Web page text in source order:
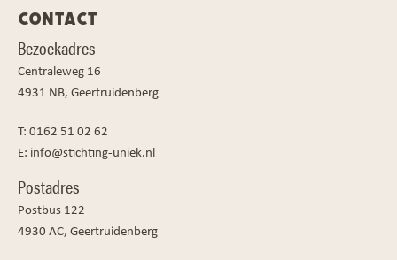
CONTACT
Bezoekadres
Centraleweg 16
4931 NB, Geertruidenberg
T: 0162 51 02 62
E: info@stichting-uniek.nl
Postadres
Postbus 122
4930 AC, Geertruidenberg